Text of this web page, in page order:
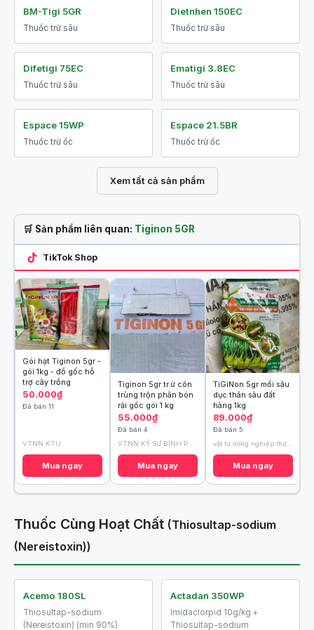
BM-Tigi 5GR
Thuốc trừ sâu
Dietnhen 150EC
Thuốc trừ sâu
Difetigi 75EC
Thuốc trừ sâu
Ematigi 3.8EC
Thuốc trừ sâu
Espace 15WP
Thuốc trừ ốc
Espace 21.5BR
Thuốc trừ ốc
Xem tất cả sản phẩm
🛒 Sản phẩm liên quan: Tiginon 5GR
TikTok Shop
Gói hạt Tiginon 5gr -
gói 1kg - đổ gốc hỗ
trợ cây trồng
50.000₫
Đã bán 11
VTNN KTU
Mua ngay
Tiginon 5gr tr.ừ côn
trùng trộn phân bón
rải gốc gói 1 kg
55.000₫
Đã bán 4
Mua ngay
TiGiNon 5gr mối sâu
dục thân sâu đất
hàng 1kg
89.000₫
Đã bán 5
Mua ngay
Thuốc Cùng Hoạt Chất (Thiosultap-sodium
(Nereistoxin))
Acemo 180SL
Thiosultap-sodium
(Nereistoxin) (min 90%)
Actadan 350WP
Imidaclorpid 10g/kg +
Thiosultap-sodium